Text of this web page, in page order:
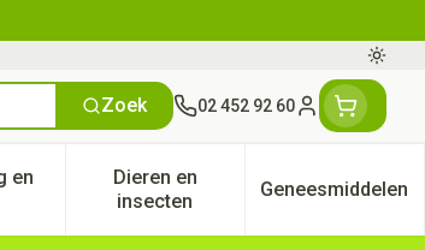
Zoek 02 452 92 60
Klant menu
geneeskunde categorie
en
submenu voor Thuiszorg en EHBO categorie
Dieren en
insectenToon submenu voor Dieren
Geneesmiddelen
Toon